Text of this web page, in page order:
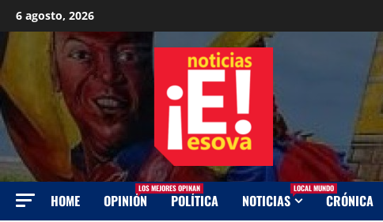
Saltar
al
contenido
6 agosto, 2026
HOME OPINIÓN
LOS MEJORES OPINAN
POLÍTICA NOTICIAS
LOCAL MUNDO
CRÓNICA